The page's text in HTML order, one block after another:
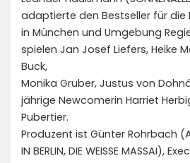
adaptierte den Bestseller für die
in München und Umgebung
spielen Jan Josef Liefers, Heike
Buck,
Monika Gruber, Justus von
jährige Newcomerin Harriet
Pubertier.
Produzent ist Günter Rohrbach
IN BERLIN, DIE WEISSE MASSAI),